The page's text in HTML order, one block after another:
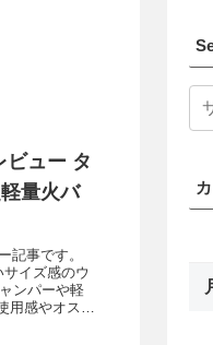
ビュー タ
量火バ
記事です。
イズ感のウ
ンパーや軽
感やオスス